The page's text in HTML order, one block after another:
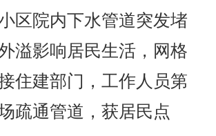
院内下水管道突发堵
溢影响居民生活，网格
住建部门，工作人员第
疏通管道，获居民点